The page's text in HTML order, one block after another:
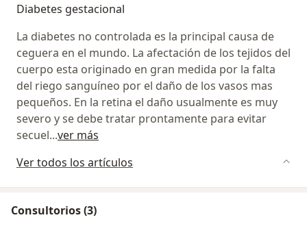
Diabetes gestacional
La diabetes no controlada es la principal causa de
ceguera en el mundo. La afectación de los tejidos del
cuerpo esta originado en gran medida por la falta
del riego sanguíneo por el daño de los vasos mas
pequeños. En la retina el daño usualmente es muy
severo y se debe tratar prontamente para evitar
secuel...ver más
Ver todos los artículos
Consultorios (3)